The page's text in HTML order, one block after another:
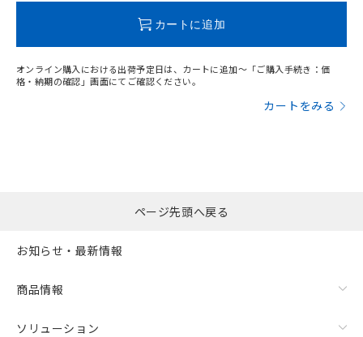
漏れ電流特性
カートに追加
オンライン購入における出荷予定日は、カートに追加～「ご購入手続き：価
格・納期の確認」画面にてご確認ください。
カートをみる
ページ先頭へ戻る
お知らせ・最新情報
商品情報
ソリューション